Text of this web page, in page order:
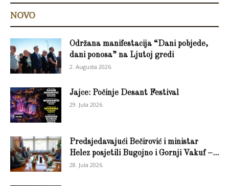
NOVO
Održana manifestacija “Dani pobjede,
dani ponosa” na Ljutoj gredi
2. Augusta 2026.
Jajce: Počinje Desant Festival
29. Jula 2026.
Predsjedavajući Bečirović i ministar
Helez posjetili Bugojno i Gornji Vakuf –...
28. Jula 2026.